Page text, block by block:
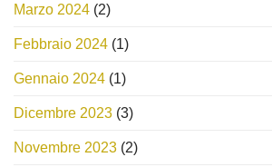
Marzo 2024 (2)
Febbraio 2024 (1)
Gennaio 2024 (1)
Dicembre 2023 (3)
Novembre 2023 (2)